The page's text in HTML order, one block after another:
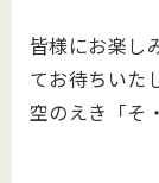
皆様にお楽し
てお待ちいた
空のえき「そ